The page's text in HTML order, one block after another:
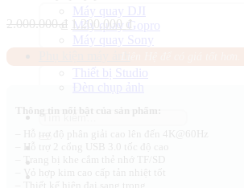
Máy quay DJI
Máy quay Gopro
Máy quay Sony
Thiết bị Studio
Đèn chụp ảnh
2.000.000₫ Giá
gốc
2.000.000 ₫.
1.200.000 ₫ Giá
hiện
1.200.000 ₫.